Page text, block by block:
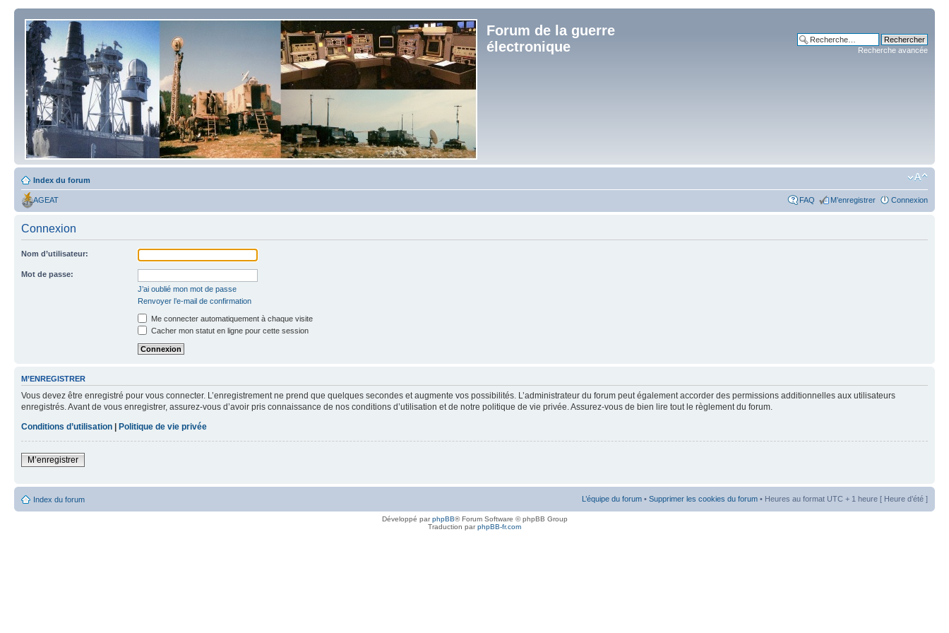
Forum de la guerre
électronique
Recherche avancée
Index du forum
AGEAT FAQ M’enregistrer Connexion
Connexion
Nom d’utilisateur:
Mot de passe:
J’ai oublié mon mot de passe
Renvoyer l’e-mail de confirmation
Me connecter automatiquement à chaque visite
Cacher mon statut en ligne pour cette session
M’ENREGISTRER
Vous devez être enregistré pour vous connecter. L’enregistrement ne prend que quelques secondes et augmente vos possibilités. L’administrateur du forum peut également accorder des permissions additionnelles aux utilisateurs
enregistrés. Avant de vous enregistrer, assurez-vous d’avoir pris connaissance de nos conditions d’utilisation et de notre politique de vie privée. Assurez-vous de bien lire tout le règlement du forum.
Conditions d’utilisation | Politique de vie privée
M’enregistrer
Index du forum L’équipe du forum • Supprimer les cookies du forum • Heures au format UTC + 1 heure [ Heure d’été ]
Développé parphpBB® Forum Software © phpBB Group
Traduction parphpBB-fr.com